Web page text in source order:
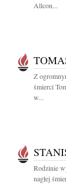
Allcon...
Z
śmierci
w...
Rodzinie
nagłej